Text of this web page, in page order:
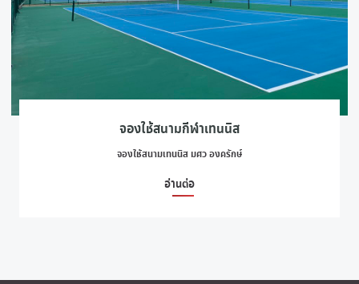
จองใช้สนามกีฬาเทนนิส
จองใช้สนามเทนนิส มศว องครักษ์
อ่านต่อ